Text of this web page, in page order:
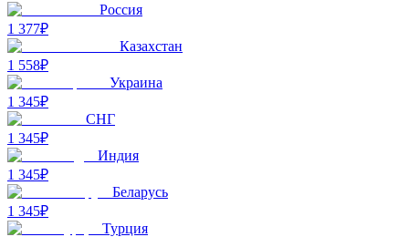
Россия
1 377₽
Казахстан
1 558₽
Украина
1 345₽
СНГ
1 345₽
Индия
1 345₽
Беларусь
1 345₽
Турция